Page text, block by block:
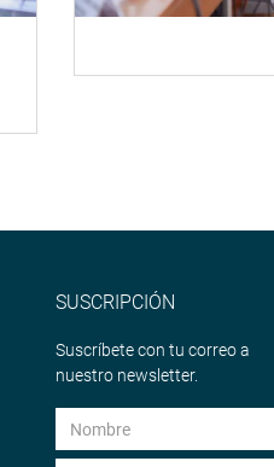
SUSCRIPCIÓN
Suscríbete con tu correo a
nuestro newsletter.